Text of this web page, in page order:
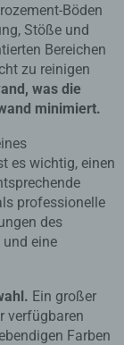
Böden
Stöße und
Bereichen
zu reinigen
was die
minimiert.
es wichtig, einen
professionelle
des
eine
Ein großer
verfügbaren
Farben